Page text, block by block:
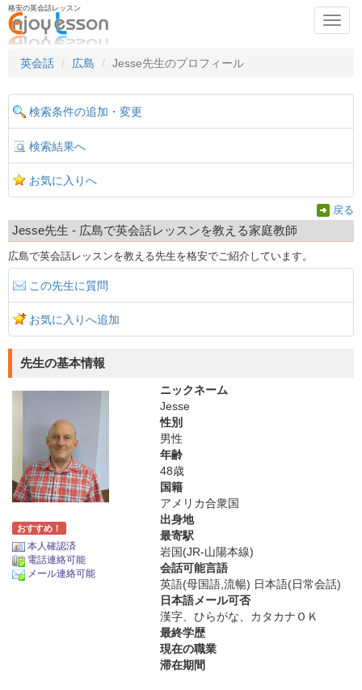
格安の英会話レッスン
英会話
広島 Jesse先生のプロフィール
検索条件の追加・変更
検索結果へ
お気に入りへ
戻る
Jesse先生 - 広島で英会話レッスンを教える家庭教師
広島で英会話レッスンを教える先生を格安でご紹介しています。
この先生に質問
お気に入りへ追加
先生の基本情報
おすすめ！
本人確認済
電話連絡可能
メール連絡可能
ニックネーム
Jesse
性別
男性
年齢
48歳
国籍
アメリカ合衆国
出身地
最寄駅
岩国(JR-山陽本線)
会話可能言語
英語(母国語,流暢) 日本語(日常会話)
日本語メール可否
漢字、ひらがな、カタカナＯＫ
最終学歴
現在の職業
滞在期間